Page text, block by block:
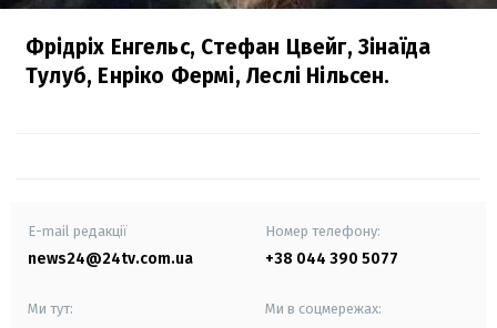
Фрідріх Енгельс, Стефан Цвейг, Зінаїда
Тулуб, Енріко Фермі, Леслі Нільсен.
E-mail редакції
news24@24tv.com.ua
Номер телефону:
+38 044 390 5077
Ми тут: Ми в соцмережах: